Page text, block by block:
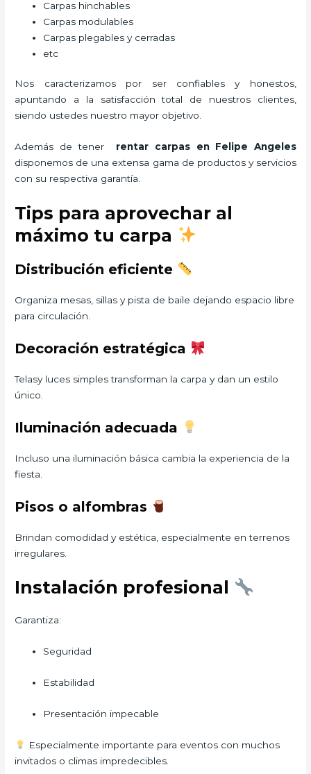
Carpas hinchables
Carpas modulables
Carpas plegables y cerradas
etc
Nos caracterizamos por ser confiables y honestos,
apuntando a la satisfacción total de nuestros clientes,
siendo ustedes nuestro mayor objetivo.
Además de tener rentar carpas
en Felipe Angeles
disponemos de una extensa gama de productos y servicios
con su respectiva garantía.
Tips para aprovechar al
máximo tu carpa
Distribución eficiente
Organiza mesas, sillas y pista de baile dejando espacio libre
para circulación.
Decoración estratégica
Telasy luces simples transforman la carpa y dan un estilo
único.
Iluminación adecuada
Incluso una iluminación básica cambia la experiencia de la
fiesta.
Pisos o alfombras
Brindan comodidad y estética, especialmente en terrenos
irregulares.
Instalación profesional
Garantiza:
Seguridad
Estabilidad
Presentación impecable
Especialmente importante para eventos con muchos
invitados o climas impredecibles.